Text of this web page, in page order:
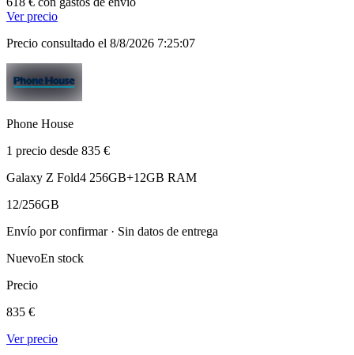
Ver precio
Precio consultado el 8/8/2026 7:25:07
Phone House
1 precio desde 835 €
Galaxy Z Fold4 256GB+12GB RAM
12/256GB
Envío por confirmar · Sin datos de entrega
NuevoEn stock
Precio
835 €
Ver precio